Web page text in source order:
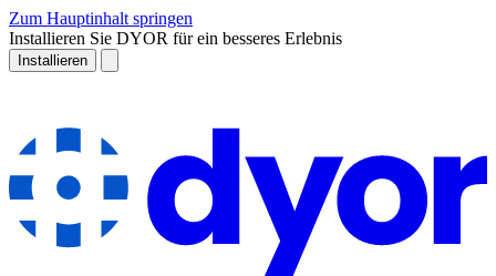
Zum Hauptinhalt springen
Installieren Sie DYOR für ein besseres Erlebnis
Installieren